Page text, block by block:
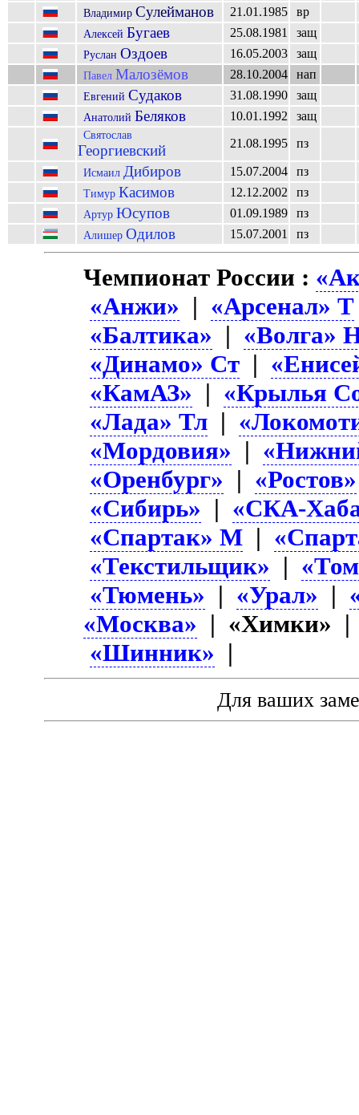
Владимир Сулейманов 21.01.1985 вр
Алексей Бугаев 25.08.1981 защ
Руслан Оздоев 16.05.2003 защ
Павел Малозёмов 28.10.2004 нап
Евгений Судаков 31.08.1990 защ
Анатолий Беляков 10.01.1992 защ
Святослав
Георгиевский 21.08.1995 пз
Исмаил Дибиров 15.07.2004 пз
Тимур Касимов 12.12.2002 пз
Артур Юсупов 01.09.1989 пз
Алишер Одилов 15.07.2001 пз
Чемпионат России :
«Анжи» | «Арсенал» Т
«Балтика» | «Волга»
«Динамо» Ст |
«КамАЗ» | «Крылья
«Лада» Тл |
«Мордовия» |
«Оренбург» | «Ростов»
«Сибирь» | «СКА-
«Спартак» М |
«Текстильщик» |
«Тюмень» | «Урал» |
«Москва» | «Химки»
«Шинник» |
Для ваших